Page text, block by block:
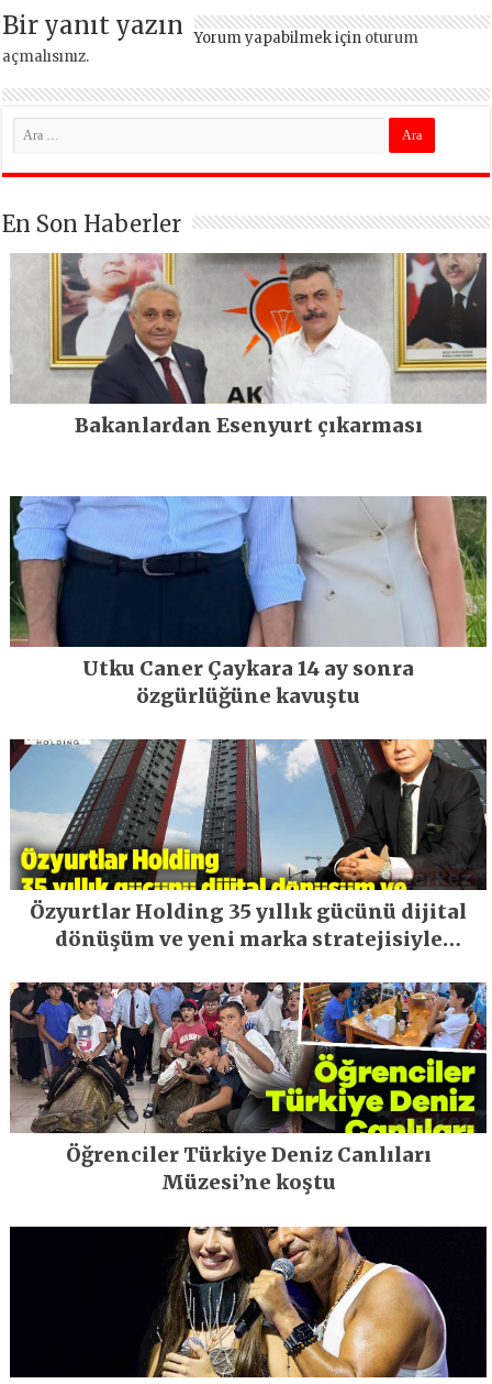
Bir yanıt yazın Yorum yapabilmek için oturum
açmalısınız.
En Son Haberler
Bakanlardan Esenyurt çıkarması
Utku Caner Çaykara 14 ay sonra
özgürlüğüne kavuştu
Özyurtlar Holding 35 yıllık gücünü dijital
dönüşüm ve yeni marka stratejisiyle
Öğrenciler Türkiye Deniz Canlıları
Müzesi’ne koştu